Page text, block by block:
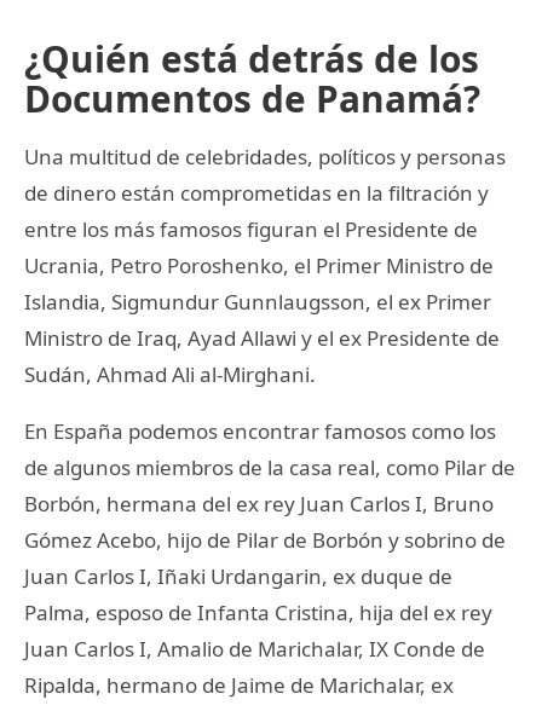
¿Quién está detrás de los
Documentos de Panamá?
Una multitud de celebridades, políticos y personas
de dinero están comprometidas en la filtración y
entre los más famosos figuran el Presidente de
Ucrania, Petro Poroshenko, el Primer Ministro de
Islandia, Sigmundur Gunnlaugsson, el ex Primer
Ministro de Iraq, Ayad Allawi y el ex Presidente de
Sudán, Ahmad Ali al-Mirghani.
En España podemos encontrar famosos como los
de algunos miembros de la casa real, como Pilar de
Borbón, hermana del ex rey Juan Carlos I, Bruno
Gómez Acebo, hijo de Pilar de Borbón y sobrino de
Juan Carlos I, Iñaki Urdangarin, ex duque de
Palma, esposo de Infanta Cristina, hija del ex rey
Juan Carlos I, Amalio de Marichalar, IX Conde de
Ripalda, hermano de Jaime de Marichalar, ex